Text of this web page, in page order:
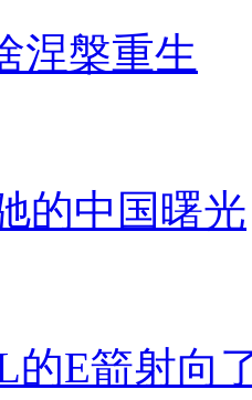
涅槃重生
的中国曙光
的E箭射向